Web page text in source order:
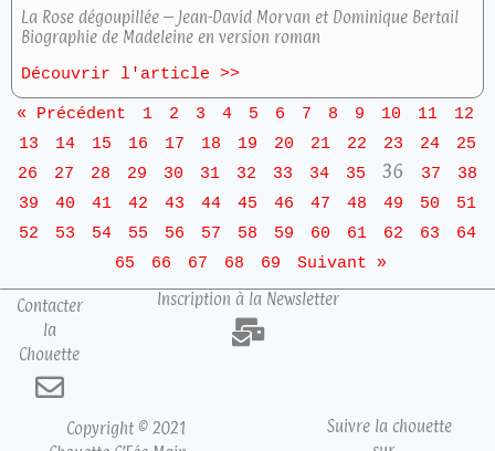
La Rose dégoupillée – Jean-David Morvan et Dominique Bertail
Biographie de Madeleine en version roman
Découvrir l'article >>
« Précédent 1 2 3 4 5 6 7 8 9 10 11
12
13
14 15 16 17 18 19 20 21 22 23 24
25
26
27 28 29 30 31 32 33 34 35 36 37
38
39
40 41 42 43 44 45 46 47 48 49 50
51
52
53 54 55 56 57 58 59 60 61 62 63
64
65
66 67 68 69 Suivant »
Contacter
la
Chouette
Inscription à la Newsletter
Copyright © 2021
Suivre la chouette